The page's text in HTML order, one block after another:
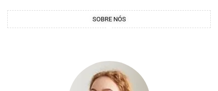
SOBRE NÓS